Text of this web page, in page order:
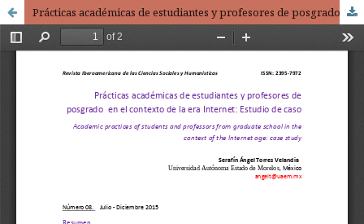
Prácticas académicas de estudiantes y profesores de posgrado en el contexto de la era Internet: Estudio de caso / Academic practices of students and professors from graduate school in the context of the Internet age: case study